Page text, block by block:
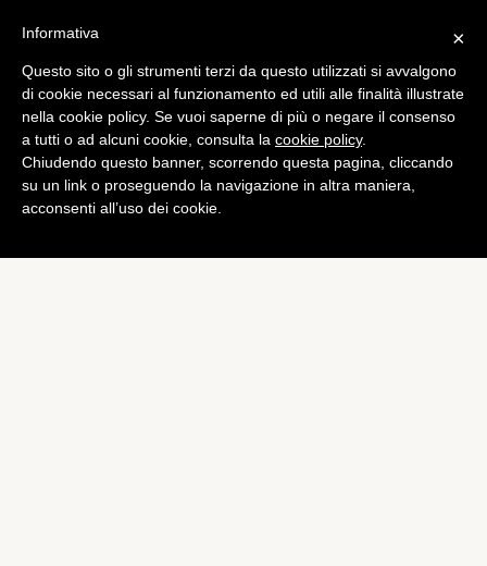
×
Informativa
Questo sito o gli strumenti terzi da questo utilizzati si avvalgono
di cookie necessari al funzionamento ed utili alle finalità illustrate
nella cookie policy. Se vuoi saperne di più o negare il consenso
a tutti o ad alcuni cookie, consulta la cookie policy.
Chiudendo questo banner, scorrendo questa pagina, cliccando
su un link o proseguendo la navigazione in altra maniera,
acconsenti all’uso dei cookie.